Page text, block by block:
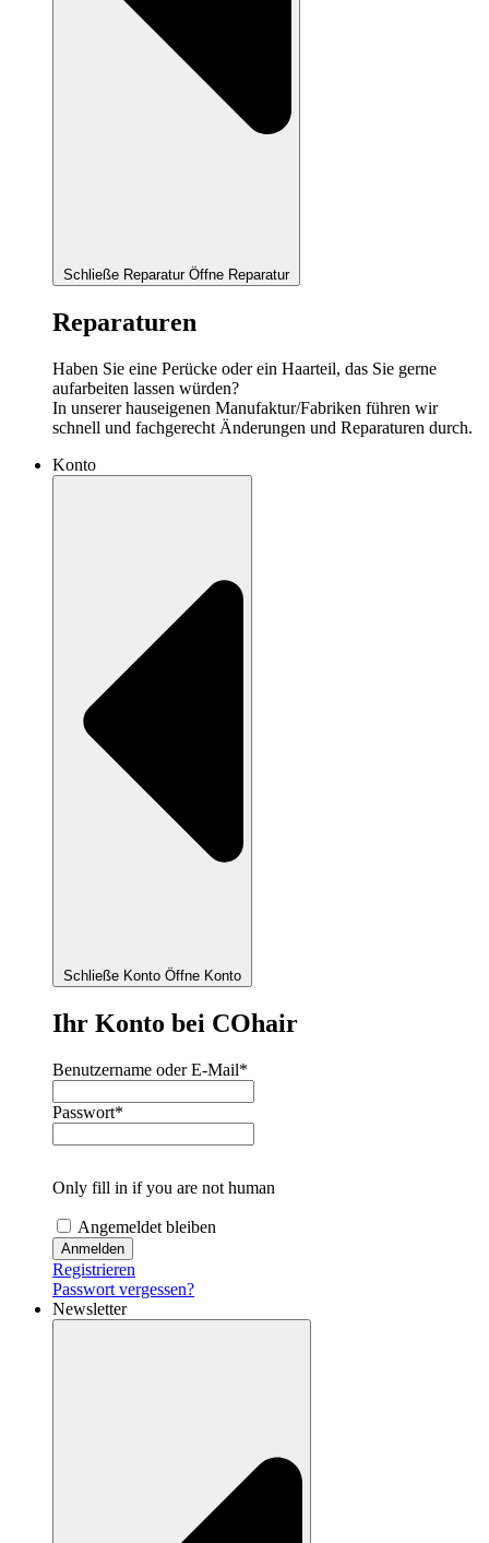
Schließe Reparatur Öffne Reparatur
Reparaturen
Haben Sie eine Perücke oder ein Haarteil, das Sie gerne
aufarbeiten lassen würden?
In unserer hauseigenen Manufaktur/Fabriken führen wir
schnell und fachgerecht Änderungen und Reparaturen durch.
Konto
Schließe Konto Öffne Konto
Ihr Konto bei COhair
Benutzername oder E-Mail*
Passwort*
Only fill in if you are not human
Angemeldet bleiben
Registrieren
Passwort vergessen?
Newsletter